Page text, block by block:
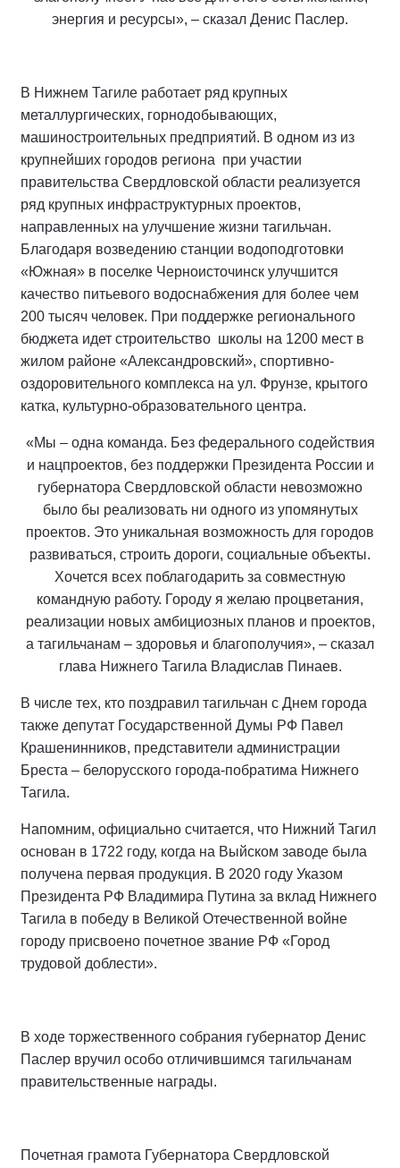
энергия и ресурсы», – сказал Денис Паслер.
В Нижнем Тагиле работает ряд крупных
металлургических, горнодобывающих,
машиностроительных предприятий. В одном из из
крупнейших городов региона при участии
правительства Свердловской области реализуется
ряд крупных инфраструктурных проектов,
направленных на улучшение жизни тагильчан.
Благодаря возведению станции водоподготовки
«Южная» в поселке Черноисточинск улучшится
качество питьевого водоснабжения для более чем
200 тысяч человек. При поддержке регионального
бюджета идет строительство школы на 1200 мест в
жилом районе «Александровский», спортивно-
оздоровительного комплекса на ул. Фрунзе, крытого
катка, культурно-образовательного центра.
«Мы – одна команда. Без федерального содействия
и нацпроектов, без поддержки Президента России и
губернатора Свердловской области невозможно
было бы реализовать ни одного из упомянутых
проектов. Это уникальная возможность для городов
развиваться, строить дороги, социальные объекты.
Хочется всех поблагодарить за совместную
командную работу. Городу я желаю процветания,
реализации новых амбициозных планов и проектов,
а тагильчанам – здоровья и благополучия», – сказал
глава Нижнего Тагила Владислав Пинаев.
В числе тех, кто поздравил тагильчан с Днем города
также депутат Государственной Думы РФ Павел
Крашенинников, представители администрации
Бреста – белорусского города-побратима Нижнего
Тагила.
Напомним, официально считается, что Нижний Тагил
основан в 1722 году, когда на Выйском заводе была
получена первая продукция. В 2020 году Указом
Президента РФ Владимира Путина за вклад Нижнего
Тагила в победу в Великой Отечественной войне
городу присвоено почетное звание РФ «Город
трудовой доблести».
В ходе торжественного собрания губернатор Денис
Паслер вручил особо отличившимся тагильчанам
правительственные награды.
Почетная грамота Губернатора Свердловской